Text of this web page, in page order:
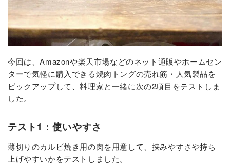
今回は、Amazonや楽天市場などのネット通販やホームセン
ターで気軽に購入できる焼肉トングの売れ筋・人気製品を
ピックアップして、料理家と一緒に次の2項目をテストしま
した。
テスト1：使いやすさ
薄切りのカルビ焼き用の肉を用意して、挟みやすさや持ち
上げやすいかをテストしました。